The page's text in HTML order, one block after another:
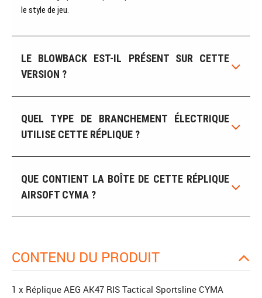
le style de jeu.
LE BLOWBACK EST-IL PRÉSENT SUR CETTE
VERSION ?
QUEL TYPE DE BRANCHEMENT ÉLECTRIQUE
UTILISE CETTE RÉPLIQUE ?
QUE CONTIENT LA BOÎTE DE CETTE RÉPLIQUE
AIRSOFT CYMA ?
CONTENU DU PRODUIT
1 x Réplique AEG AK47 RIS Tactical Sportsline CYMA